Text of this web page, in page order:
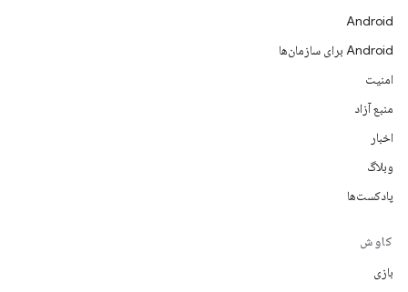
Android
Android برای سازمان‌ها
امنیت
منبع آزاد
اخبار
وبلاگ
پادکست‌ها
کاوش
بازی